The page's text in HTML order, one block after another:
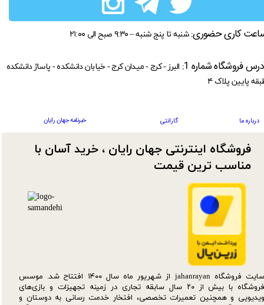
سایت فروشگاه jahanrayan از شهریور ماه سال ۱۴۰۰ افتتاح شد. موسس
فروشگاه با بیش از ۲۰ سال سابقه تجاری در زمینه تجهیزات و بازی‌های
ویدیویی و همچنین تعمیرات تخصصی، افتخار خدمت رسانی به دوستان و
فروشگاه اینترنتی جهان رایان ، خرید آسان با
مناسب ترین قیمت​​​​​​​
کاری حضوری: شنبه تا پنج شنبه – ۹:۳۰ صبح الی ۲۱:۰۰
درباره ما گارانتی خبرنامه جهان رایان
فروشگاه شماره 1:
البرز - کرج - میدان کرج - خیابان دانشکده - پاساژ دانشکده
پایین پلاک ۴